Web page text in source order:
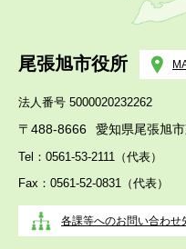
尾張旭市役所
法人番号 5000020232262
〒488-8666 愛知県尾張旭
Tel：0561-53-2111（代表）
Fax：0561-52-0831（代表）
各課等へのお問い合わせ